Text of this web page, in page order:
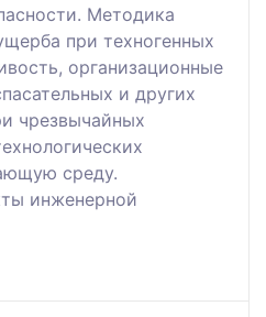
Методика
при техногенных
организационные
и других
чрезвычайных
среду.
инженерной